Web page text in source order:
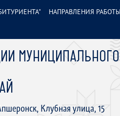
МУНИЦИПАЛЬНОГО
Клубная улица, 15
НАПРАВЛЕНИЯ РАБОТЫ